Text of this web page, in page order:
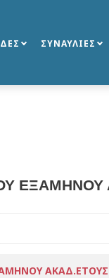
ΣΥΝΑΥΛΙΕΣ
ΕΞΑΜΗΝΟΥ
ΑΚΑΔ.ΕΤΟΥΣ